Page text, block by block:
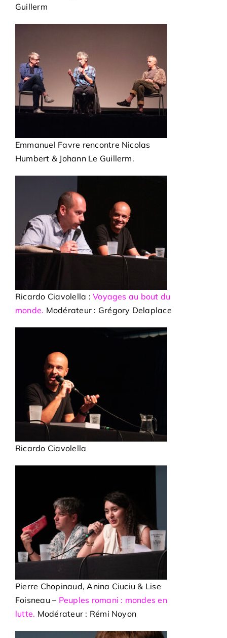
Guillerm
Emmanuel Favre rencontre Nicolas
Humbert & Johann Le Guillerm.
Ricardo Ciavolella :Voyages au bout du
monde. Modérateur : Grégory Delaplace
Ricardo Ciavolella
Pierre Chopinaud, Anina Ciuciu & Lise
Foisneau – Peuples romani : mondes en
lutte. Modérateur : Rémi Noyon